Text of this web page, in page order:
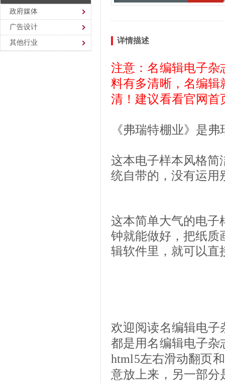
政府媒体
广告设计
其他行业 详情描述
注意：名编辑电子杂
料有多清晰，名编辑
清！建议看看官网首
《弗瑞特棚业》是
这本电子样本风格简
统自带的，没有运用
这本简单大气的电子
钟就能做好，把纸质
辑软件里，就可以直
欢迎阅读名编辑电
都是用名编辑电子杂
html5左右滑动翻页
意放上来，另一部分